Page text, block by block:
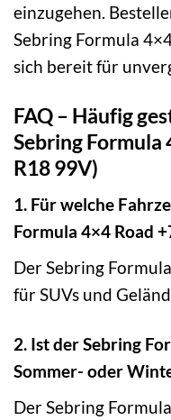
einzugehen.
Sebring Formula
sich bereit für
FAQ – Häufig
Sebring Formula
R18 99V)
1. Für welche
Formula 4×4 Road
Der Sebring
für SUVs und
2. Ist der Sebring
Sommer- oder
Der Sebring